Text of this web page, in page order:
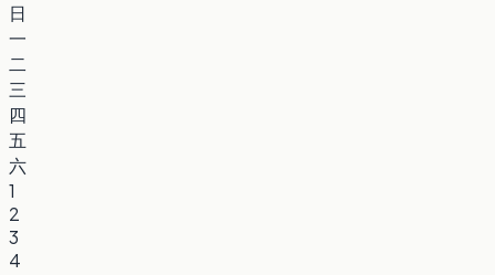
日
一
二
三
四
五
六
1
2
3
4